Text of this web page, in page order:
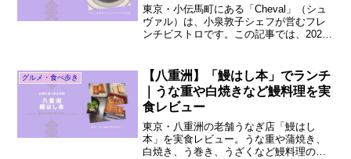
東京・小伝馬町にある「Cheval」（シュ
ヴァル）は、小泉敦子シェフが営むフレ
ンチビストロです。この記事では、2026
雰囲気や店舗情報などもお伝えしている
ので、ぜひ参考にしてください。
グルメ・食べ歩き
【八重洲】「鰻はし本」でランチ
｜うな重や白焼きなど鰻料理を実
食レビュー
東京・八重洲の老舗うなぎ店「鰻はし
本」を実食レビュー。うな重や蒲焼き、
白焼き、う巻き、うざくなど鰻料理の味